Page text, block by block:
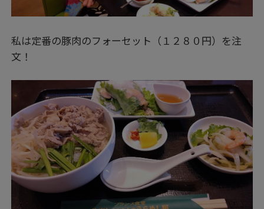
私は定番の豚肉のフォーセット（１２８０円）を注
文！